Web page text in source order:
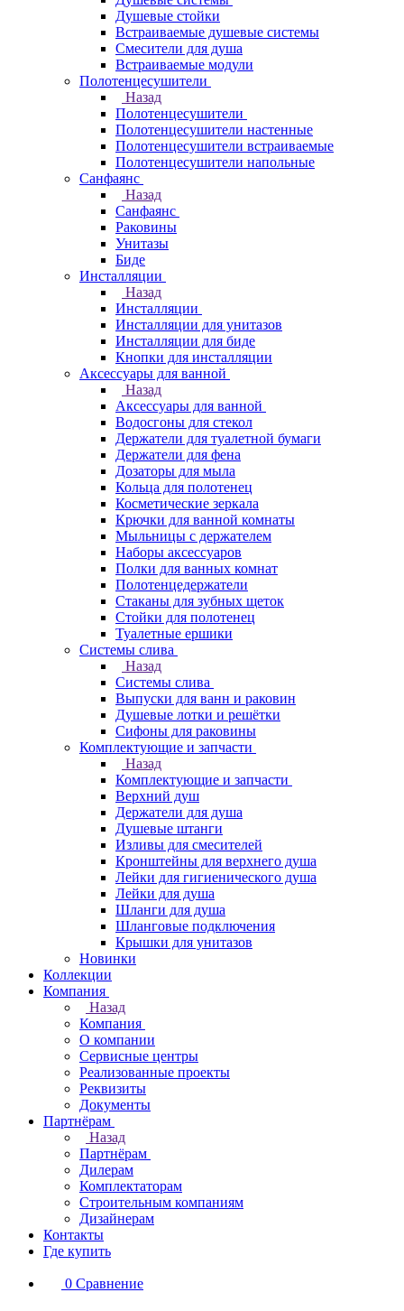
Душевые стойки
Встраиваемые душевые системы
Смесители для душа
Встраиваемые модули
Полотенцесушители
Назад
Полотенцесушители
Полотенцесушители настенные
Полотенцесушители встраиваемые
Полотенцесушители напольные
Санфаянс
Назад
Санфаянс
Раковины
Унитазы
Биде
Инсталляции
Назад
Инсталляции
Инсталляции для унитазов
Инсталляции для биде
Кнопки для инсталляции
Аксессуары для ванной
Назад
Аксессуары для ванной
Водосгоны для стекол
Держатели для туалетной бумаги
Держатели для фена
Дозаторы для мыла
Кольца для полотенец
Косметические зеркала
Крючки для ванной комнаты
Мыльницы с держателем
Наборы аксессуаров
Полки для ванных комнат
Полотенцедержатели
Стаканы для зубных щеток
Стойки для полотенец
Туалетные ершики
Системы слива
Назад
Системы слива
Выпуски для ванн и раковин
Душевые лотки и решётки
Сифоны для раковины
Комплектующие и запчасти
Назад
Комплектующие и запчасти
Верхний душ
Держатели для душа
Душевые штанги
Изливы для смесителей
Кронштейны для верхнего душа
Лейки для гигиенического душа
Лейки для душа
Шланги для душа
Шланговые подключения
Крышки для унитазов
Новинки
Коллекции
Компания
Назад
Компания
О компании
Сервисные центры
Реализованные проекты
Реквизиты
Документы
Партнёрам
Назад
Партнёрам
Дилерам
Комплектаторам
Строительным компаниям
Дизайнерам
Контакты
Где купить
0 Сравнение